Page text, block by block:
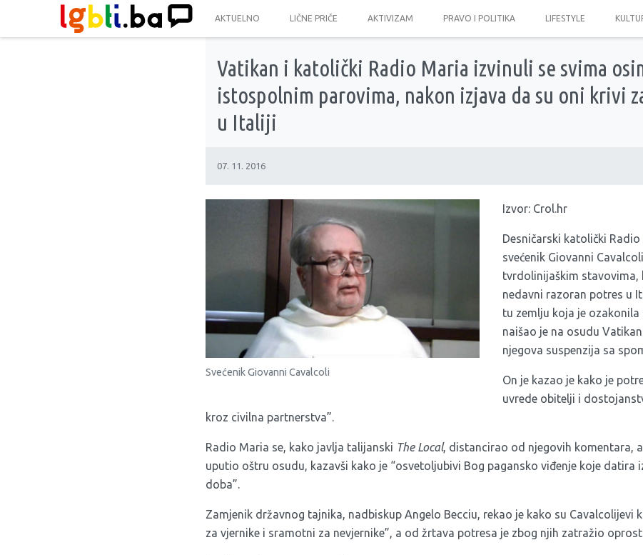
AKTUELNO LIČNE PRIČE AKTIVIZAM PRAVO I POLITIKA LIFESTYLE
Vatikan i katolički Radio Maria izvinuli se svima
istospolnim parovima, nakon izjava da su oni krivi
u Italiji
07. 11. 2016
Svećenik Giovanni Cavalcoli
Izvor: Crol.hr
Desničarski katolički
svećenik Giovanni
tvrdolinijaškim stavovima,
nedavni razoran potres u
tu zemlju koja je
naišao je na osudu
njegova suspenzija sa
On je kazao je kako je
uvrede obitelji i
kroz civilna partnerstva”.
Radio Maria se, kako javlja talijanski The Local, distancirao od njegovih komentara,
uputio oštru osudu, kazavši kako je “osvetoljubivi Bog pagansko viđenje koje datira
doba”.
Zamjenik državnog tajnika, nadbiskup Angelo Becciu, rekao je kako su Cavalcolijevi
za vjernike i sramotni za nevjernike”, a od žrtava potresa je zbog njih zatražio